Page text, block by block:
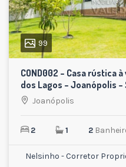
99
COND002 – Casa rústica
dos Lagos – Joanópolis –
Joanópolis
2 1 2
Nelsinho - Corretor